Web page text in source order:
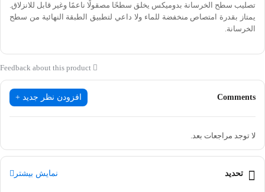
تصليب سطح الخرسانة بدومیکس يخلق سطحًا مصقولًا ناعمًا وغير قابل للانزلاق.
يمتاز بقدرة امتصاص منخفضة للماء ولا داعي لتطبيق الطبقة النهائية من سطح
الخرسانة.
Feedback about this product
Comments افزودن نظر جدید +
لا توجد مراجعات بعد.
تحديد نمایش بیشتر